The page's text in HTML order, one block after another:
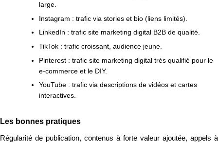
large.
Instagram : trafic via stories et bio (liens limités).
LinkedIn : trafic site marketing digital B2B de qualité.
TikTok : trafic croissant, audience jeune.
Pinterest : trafic site marketing digital très qualifié pour le
e-commerce et le DIY.
YouTube : trafic via descriptions de vidéos et cartes
interactives.
Les bonnes pratiques
Régularité de publication, contenus à forte valeur ajoutée, appels à